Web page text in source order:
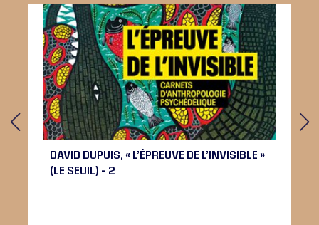
DAVID DUPUIS, « L’ÉPREUVE DE L’INVISIBLE »
(LE SEUIL) – 2